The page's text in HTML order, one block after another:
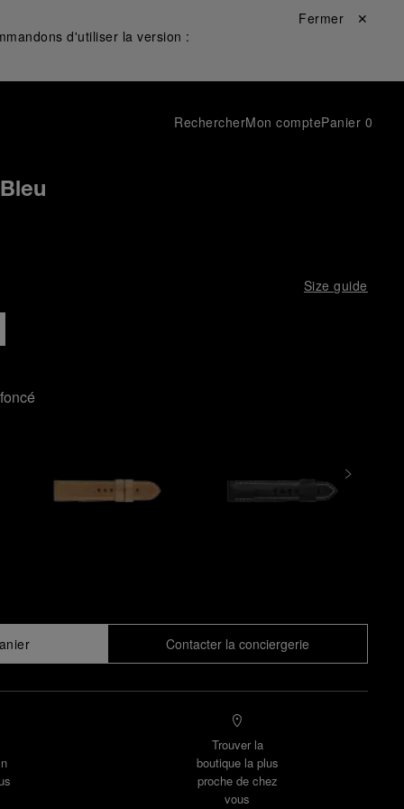
d'utiliser la version :
Fermer ✕
RechercherMon comptePanier 0
Size guide
Contacter la conciergerie
Trouver la
boutique la plus
proche de chez
vous